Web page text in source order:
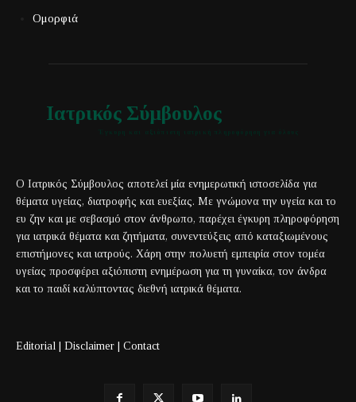
Ομορφιά
Ιατρικός Σύμβουλος
Ο Ιατρικός Σύμβουλος αποτελεί μία ενημερωτική ιστοσελίδα για
θέματα υγείας, διατροφής και ευεξίας. Με γνώμονα την υγεία και το
ευ ζην και με σεβασμό στον άνθρωπο, παρέχει έγκυρη πληροφόρηση
για ιατρικά θέματα και ζητήματα, συνεντεύξεις από καταξιωμένους
επιστήμονες και ιατρούς. Χάρη στην πολυετή εμπειρία στον τομέα
υγείας προσφέρει αξιόπιστη ενημέρωση για τη γυναίκα, τον άνδρα
και το παιδί καλύπτοντας διεθνή ιατρικά θέματα.
Editorial | Disclaimer | Contact